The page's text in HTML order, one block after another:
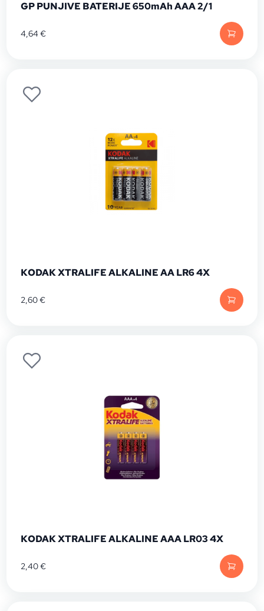
GP PUNJIVE BATERIJE 650mAh AAA 2/1
4,64€
KODAK XTRALIFE ALKALINE AA LR6 4X
2,60€
KODAK XTRALIFE ALKALINE AAA LR03 4X
2,40€